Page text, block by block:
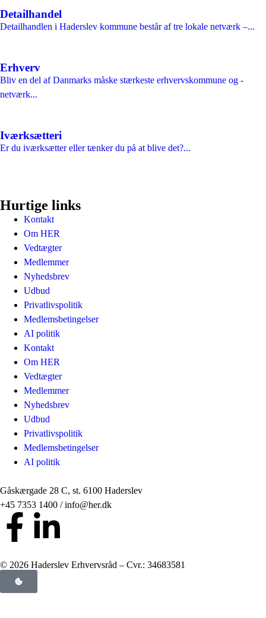
Detailhandel
Detailhandlen i Haderslev kommune består af tre lokale netværk –...
Erhverv
Bliv en del af Danmarks måske stærkeste erhvervskommune og -
netværk...
Iværksætteri
Er du iværksætter eller tænker du på at blive det?...
Hurtige links
Kontakt
Om HER
Vedtægter
Medlemmer
Nyhedsbrev
Udbud
Privatlivspolitik
Medlemsbetingelser
AI politik
Kontakt
Om HER
Vedtægter
Medlemmer
Nyhedsbrev
Udbud
Privatlivspolitik
Medlemsbetingelser
AI politik
Gåskærgade 28 C, st. 6100 Haderslev
+45 7353 1400 / info@her.dk
© 2026 Haderslev Erhvervsråd – Cvr.: 34683581